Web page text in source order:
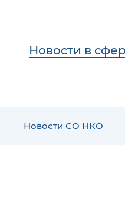
Новости в
Новости СО НКО